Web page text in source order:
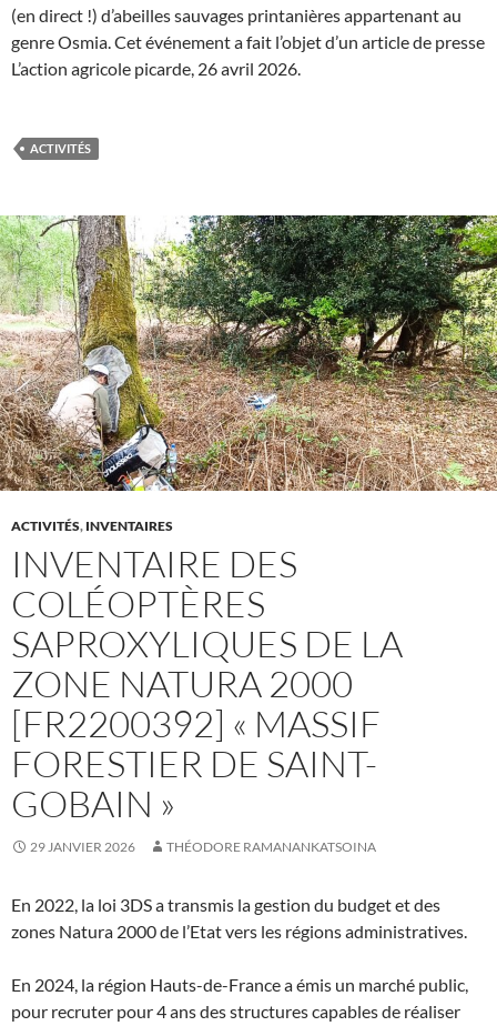
(en direct !) d’abeilles sauvages printanières appartenant au
genre Osmia. Cet événement a fait l’objet d’un article de presse
L’action agricole picarde, 26 avril 2026.
ACTIVITÉS
ACTIVITÉS, INVENTAIRES
INVENTAIRE DES
COLÉOPTÈRES
SAPROXYLIQUES DE LA
ZONE NATURA 2000
[FR2200392] « MASSIF
FORESTIER DE SAINT-
GOBAIN »
29 JANVIER 2026 THÉODORE RAMANANKATSOINA
En 2022, la loi 3DS a transmis la gestion du budget et des
zones Natura 2000 de l’Etat vers les régions administratives.
En 2024, la région Hauts-de-France a émis un marché public,
pour recruter pour 4 ans des structures capables de réaliser